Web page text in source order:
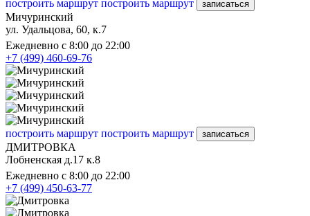
построить маршрут построить маршрут записаться
Мичуринский
ул. Удальцова, 60, к.7
Ежедневно с 8:00 до 22:00
+7 (499) 460-69-76
построить маршрут построить маршрут записаться
ДМИТРОВКА
Лобненская д.17 к.8
Ежедневно с 8:00 до 22:00
+7 (499) 450-63-77